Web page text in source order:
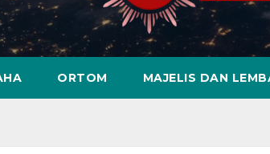
ORTOM MAJELIS DAN